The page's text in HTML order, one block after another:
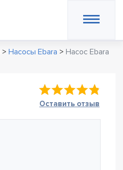
> Насосы Ebara > Насос Ebara
Оставить отзыв